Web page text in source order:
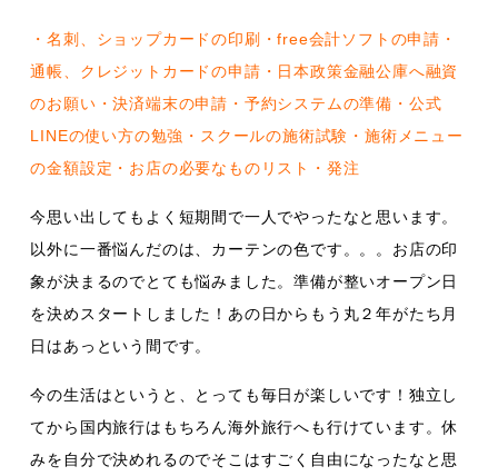
・名刺、ショップカードの印刷・free会計ソフトの申請・
通帳、クレジットカードの申請・日本政策金融公庫へ融資
のお願い・決済端末の申請・予約システムの準備・公式
LINEの使い方の勉強・スクールの施術試験・施術メニュー
の金額設定・お店の必要なものリスト・発注
今思い出してもよく短期間で一人でやったなと思います。
以外に一番悩んだのは、カーテンの色です。。。お店の印
象が決まるのでとても悩みました。準備が整いオープン日
を決めスタートしました！あの日からもう丸２年がたち月
日はあっという間です。
今の生活はというと、とっても毎日が楽しいです！独立し
てから国内旅行はもちろん海外旅行へも行けています。休
みを自分で決めれるのでそこはすごく自由になったなと思